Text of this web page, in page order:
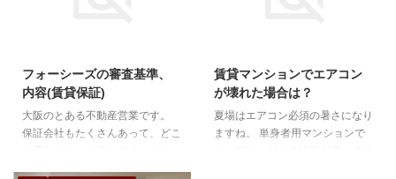
場合に瑕疵と使います）要するに
心理的、精神的な部分で見える訳
じゃないけど、欠点がある物件で
すよ。っていう事です。 一般的
にいうと事故物件＝殺人があっ
件、犯罪の匂いがプンプンします
b2%b8' display='content'] LICC系
保証会社 [insert
page='licc%e7%b3%bb%e4%bf
...
フォーシーズの審査基準、
内容(賃貸保証)
大阪のとある不動産営業です。
保証会社もたくさんあって、どこ
賃貸マンションでエアコン
が壊れた場合は？
夏場はエアコン必須の暑さになり
ますね。 単身者用マンションで